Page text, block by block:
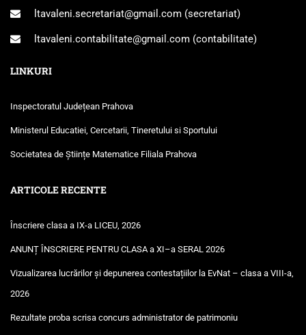
ltavaleni.secretariat@gmail.com (secretariat)
ltavaleni.contabilitate@gmail.com (contabilitate)
LINKURI
Inspectoratul Județean Prahova
Ministerul Educatiei, Cercetarii, Tineretului si Sportului
Societatea de Științe Matematice Filiala Prahova
ARTICOLE RECENTE
Înscriere clasa a IX-a LICEU, 2026
ANUNȚ ÎNSCRIERE PENTRU CLASA a XI–a SERAL 2026
Vizualizarea lucrărilor și depunerea contestațiilor la EvNat – clasa a VIII-a,
2026
Rezultate proba scrisa concurs administrator de patrimoniu